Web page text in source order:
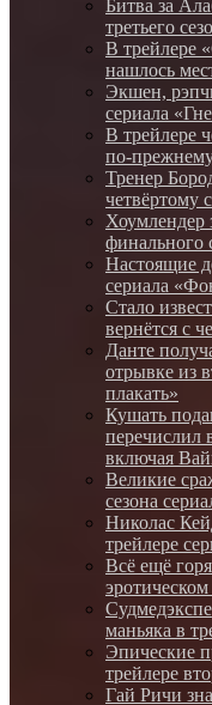
Битва за
третьего
В трейлере
нашлось
Экшен,
сериала
В трейлере
по-
Тренер
четвёртому
Хоумлендер
финального
Настоящие
сериала
Стало
вернётся с
Данте
отрывке из
плакать»
Кушать
перечислил
включая
Великие
сезона
Николас
трейлере
Всё ещё
маньяка в
Эпические
трейлере
Гай Ричи